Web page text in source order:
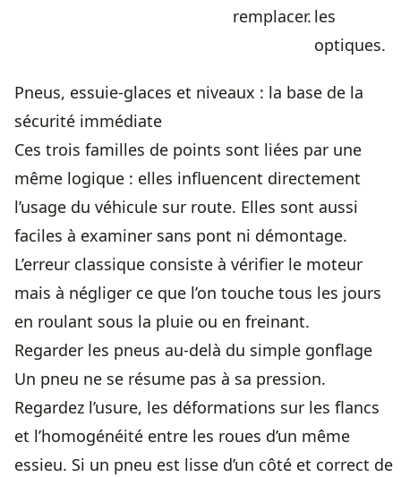
remplacer. les
optiques.
Pneus, essuie-glaces et niveaux : la base de la
sécurité immédiate
Ces trois familles de points sont liées par une
même logique : elles influencent directement
l’usage du véhicule sur route. Elles sont aussi
faciles à examiner sans pont ni démontage.
L’erreur classique consiste à vérifier le moteur
mais à négliger ce que l’on touche tous les jours
en roulant sous la pluie ou en freinant.
Regarder les pneus au-delà du simple gonflage
Un pneu ne se résume pas à sa pression.
Regardez l’usure, les déformations sur les flancs
et l’homogénéité entre les roues d’un même
essieu. Si un pneu est lisse d’un côté et correct de